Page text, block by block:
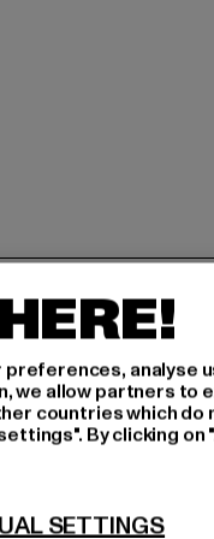
EUR
Produkten
analyse
we allow partners to
countries which do
By clicking
SETTINGS